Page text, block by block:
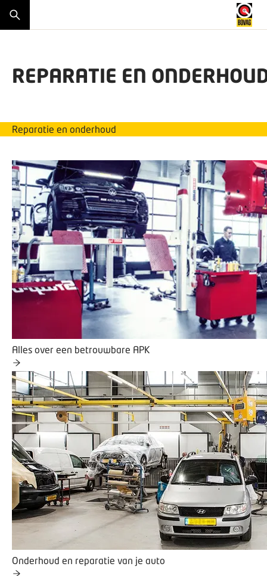
REPARATIE EN
Reparatie en onderhoud
Alles over een betrouwbare APK
Onderhoud en reparatie van je auto